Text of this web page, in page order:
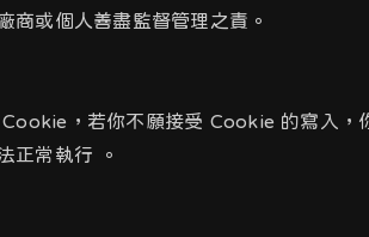
商或個人善盡監督管理之責。
，若你不願接受 Cookie 的寫入，
正常執行 。